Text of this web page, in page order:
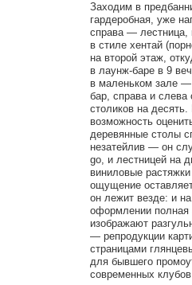
Заходим в
гардеробная, уже
справа — лестница,
в стиле хентай
на второй этаж,
в лаунж-баре в 9
в маленьком зале —
бар, справа и
столиков на
возможность
деревянные столы
незатейлив — он
go, и лестницей на
виниловые
ощущение
он лежит везде: и
оформлении полная
изображают
— репродукции
страницами
для бывшего
современных